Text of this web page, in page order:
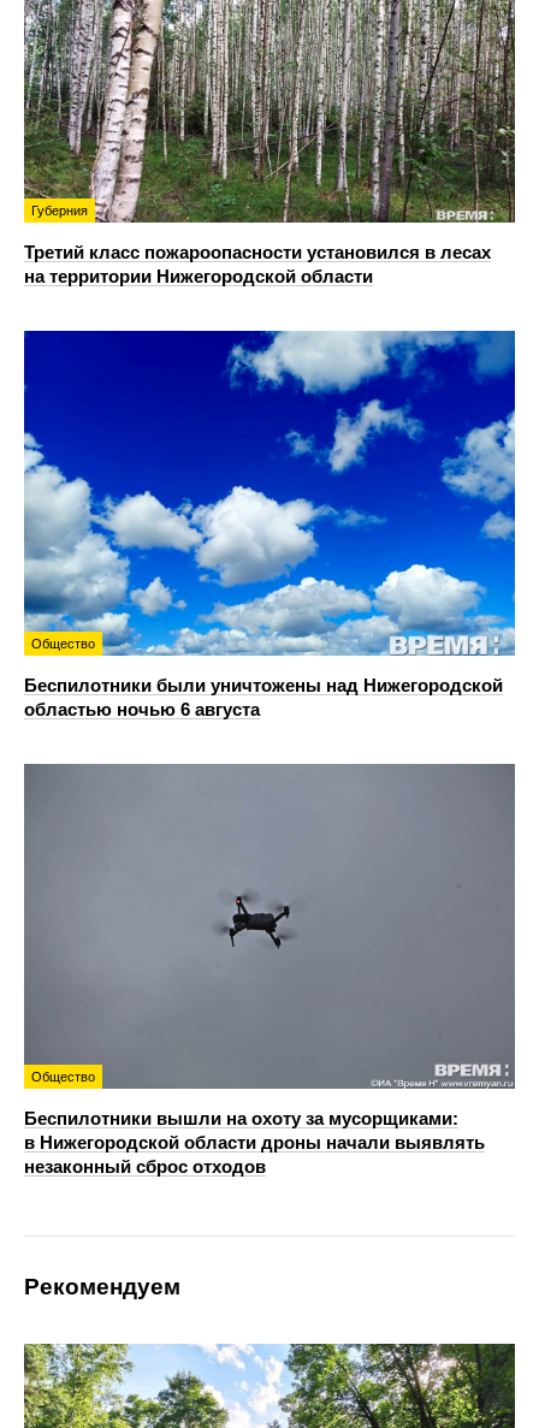
Губерния
Третий класс пожароопасности установился в лесах
на территории Нижегородской области
Общество
Беспилотники были уничтожены над Нижегородской
областью ночью 6 августа
Общество
Беспилотники вышли на охоту за мусорщиками:
в Нижегородской области дроны начали выявлять
незаконный сброс отходов
Рекомендуем